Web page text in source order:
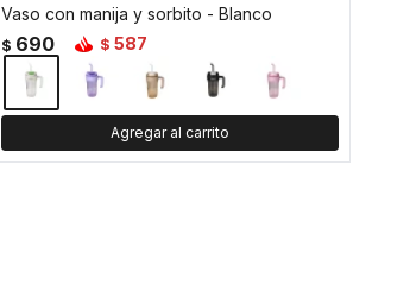
Vaso con manija y sorbito - Blanco
$ 690 $ 587